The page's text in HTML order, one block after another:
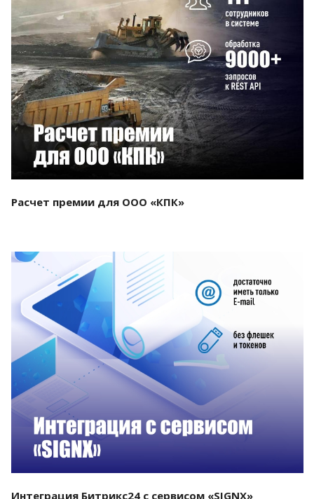
Смотреть проект
Расчет премии для ООО «КПК»
Смотреть проект
Интеграция Битрикс24 с сервисом «SIGNX»